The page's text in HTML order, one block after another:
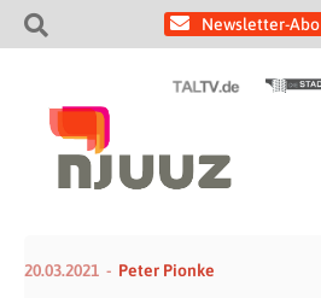
Newsletter-Abo
20.03.2021 Peter Pionke